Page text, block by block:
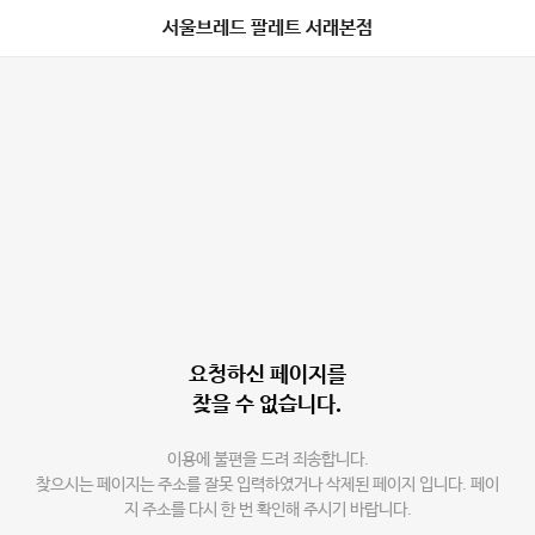
서울브레드 팔레트 서래본점
요청하신 페이지를
찾을 수 없습니다.
이용에 불편을 드려 죄송합니다.
찾으시는 페이지는 주소를 잘못 입력하였거나 삭제된 페이지 입니다. 페이
지 주소를 다시 한 번 확인해 주시기 바랍니다.